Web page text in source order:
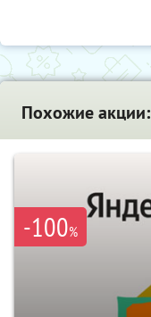
Похожие акции:
-100%